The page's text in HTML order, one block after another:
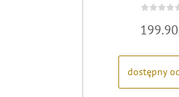
0
na
199.90
dostępny